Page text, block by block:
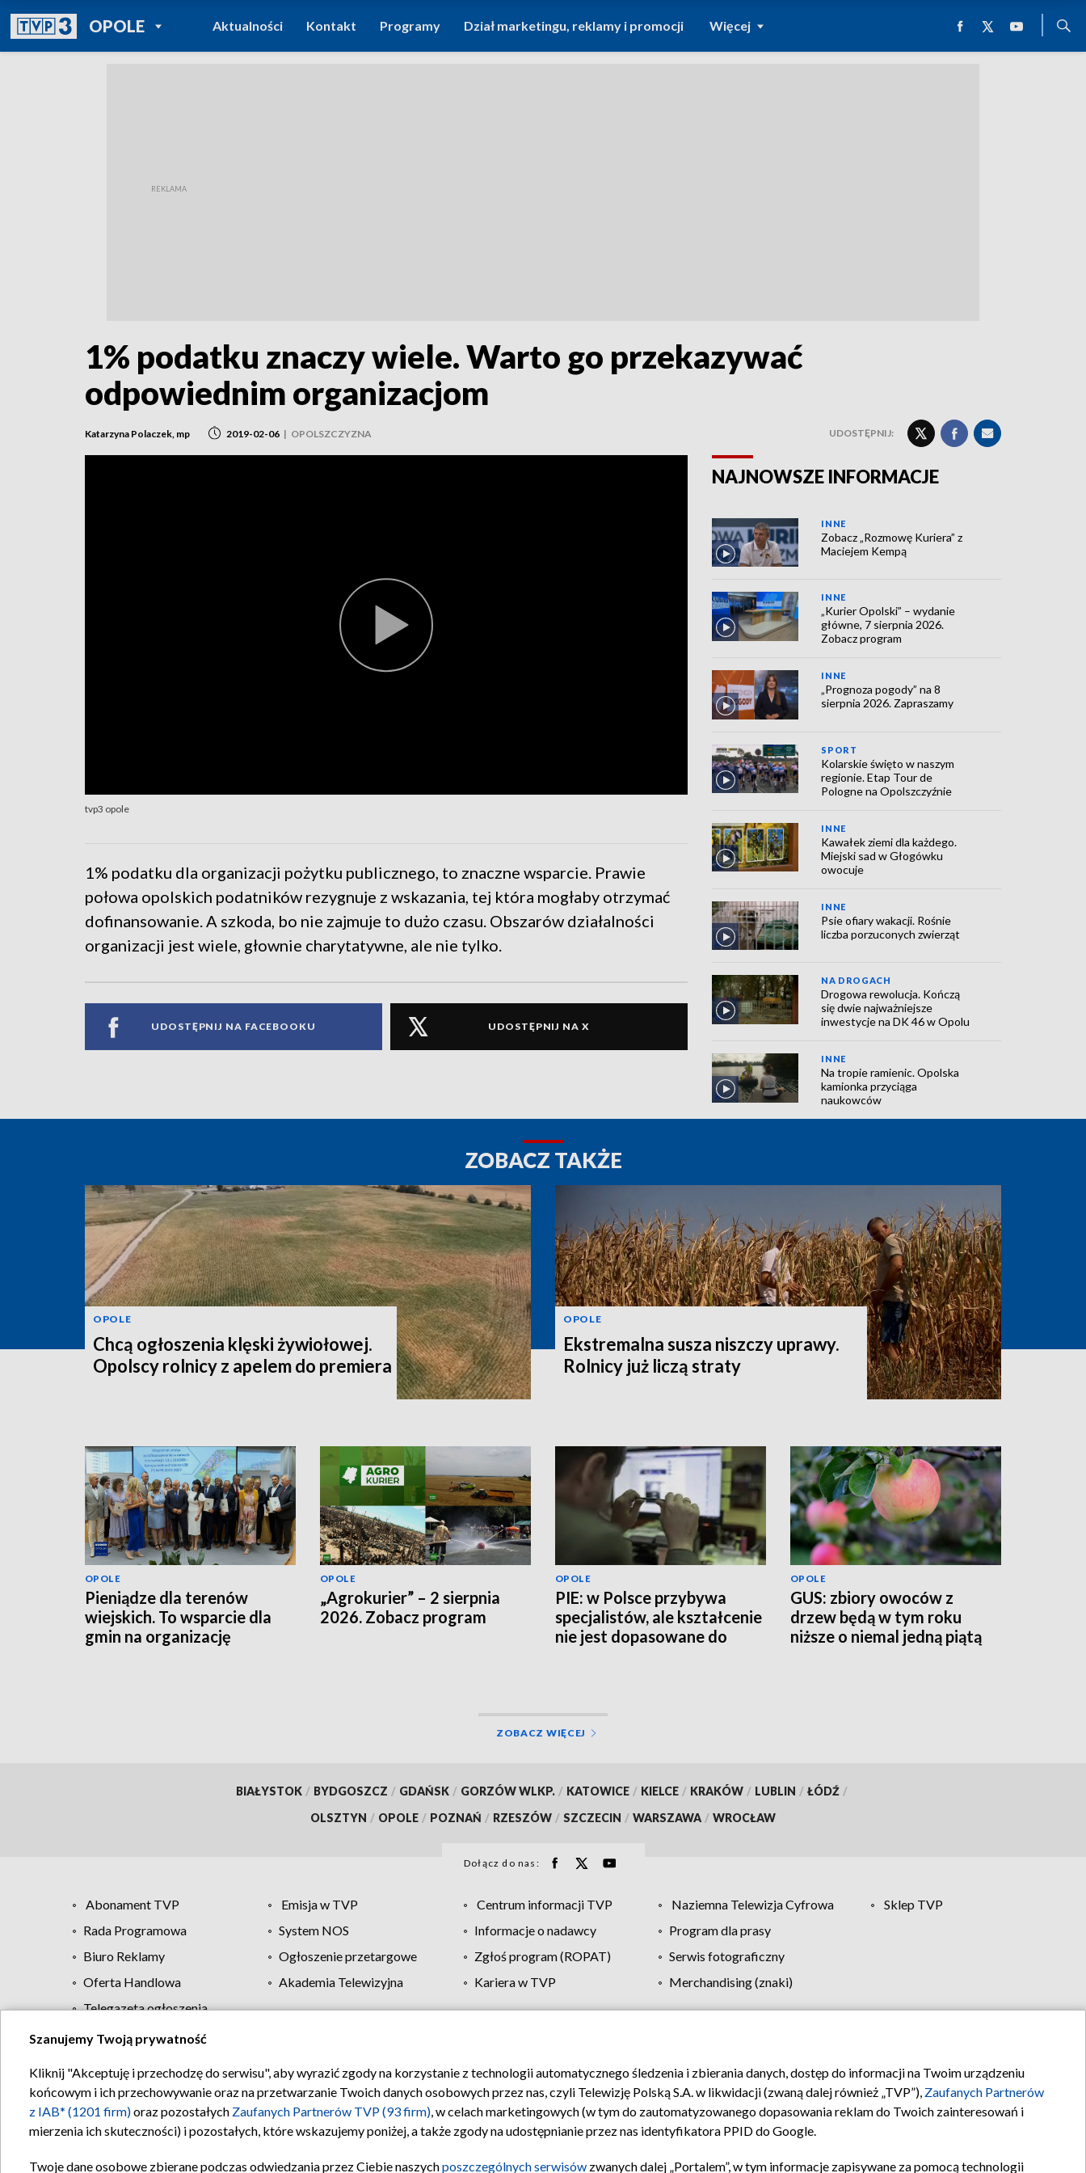
OPOLEPOWRÓT DO
TVP REGIONY
Aktualności Kontakt Programy Dział marketingu, reklamy i promocji Więcej
1% podatku znaczy wiele. Warto go przekazywać
odpowiednim organizacjom
Katarzyna Polaczek, mp 2019-02-06 | OPOLSZCZYZNA UDOSTĘPNIJ:
tvp3 opole
1% podatku dla organizacji pożytku publicznego, to znaczne wsparcie. Prawie
połowa opolskich podatników rezygnuje z wskazania, tej która mogłaby otrzymać
dofinansowanie. A szkoda, bo nie zajmuje to dużo czasu. Obszarów działalności
organizacji jest wiele, głownie charytatywne, ale nie tylko.
UDOSTĘPNIJ NA FACEBOOKU UDOSTĘPNIJ NA X
NAJNOWSZE INFORMACJE
INNE
Zobacz „Rozmowę Kuriera” z
Maciejem Kempą
INNE
„Kurier Opolski” – wydanie
główne, 7 sierpnia 2026.
Zobacz program
INNE
„Prognoza pogody” na 8
sierpnia 2026. Zapraszamy
SPORT
Kolarskie święto w naszym
regionie. Etap Tour de
Pologne na Opolszczyźnie
INNE
Kawałek ziemi dla każdego.
Miejski sad w Głogówku
owocuje
INNE
Psie ofiary wakacji. Rośnie
liczba porzuconych zwierząt
NA DROGACH
Drogowa rewolucja. Kończą
się dwie najważniejsze
inwestycje na DK 46 w Opolu
INNE
Na tropie ramienic. Opolska
kamionka przyciąga
naukowców
ZOBACZ TAKŻE
OPOLE
Chcą ogłoszenia klęski żywiołowej.
Opolscy rolnicy z apelem do premiera
OPOLE
Ekstremalna susza niszczy uprawy.
Rolnicy już liczą straty
OPOLE
Pieniądze dla terenów
wiejskich. To wsparcie dla
gmin na organizację
OPOLE
„Agrokurier” – 2 sierpnia
2026. Zobacz program
OPOLE
PIE: w Polsce przybywa
specjalistów, ale kształcenie
nie jest dopasowane do
OPOLE
GUS: zbiory owoców z
drzew będą w tym roku
niższe o niemal jedną piątą
ZOBACZ WIĘCEJ
BIAŁYSTOK / BYDGOSZCZ / GDAŃSK / GORZÓW WLKP. / KATOWICE / KIELCE / KRAKÓW / LUBLIN / ŁÓDŹ /
OLSZTYN / OPOLE / POZNAŃ / RZESZÓW / SZCZECIN / WARSZAWA / WROCŁAW
Dołącz do nas:
Abonament TVP Emisja w TVP Centrum informacji TVP Naziemna Telewizja Cyfrowa
Sklep TVP
Rada Programowa
System NOS Informacje o nadawcy
Program dla prasy
Biuro Reklamy
Ogłoszenie przetargowe Zgłoś program (ROPAT)
Serwis fotograficzny
Oferta Handlowa
Akademia Telewizyjna Kariera w TVP
Merchandising (znaki)
Telegazeta ogłoszenia
Regulamin TVP Polityka prywatności Moje zgody Pomoc Biuro reklamy Kontakt
Szanujemy Twoją prywatność
Kliknij "Akceptuję i przechodzę do serwisu", aby wyrazić zgody na korzystanie z technologii automatycznego śledzenia i zbierania danych, dostęp do informacji na Twoim urządzeniu
końcowym i ich przechowywanie oraz na przetwarzanie Twoich danych osobowych przez nas, czyli Telewizję Polską S.A. w likwidacji (zwaną dalej również „TVP”), Zaufanych Partnerów
z IAB* (1201 firm)oraz pozostałych Zaufanych Partnerów TVP (93 firm), w celach marketingowych (w tym do zautomatyzowanego dopasowania reklam do Twoich zainteresowań i
mierzenia ich skuteczności) i pozostałych, które wskazujemy poniżej, a także zgody na udostępnianie przez nas identyfikatora PPID do Google.
Twoje dane osobowe zbierane podczas odwiedzania przez Ciebie naszychposzczególnych serwisów zwanych dalej „Portalem”, w tym informacje zapisywane za pomocą technologii